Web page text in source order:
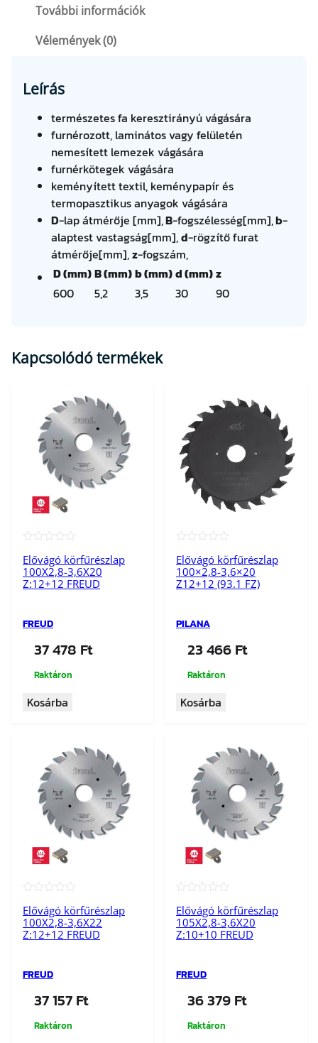
6
0
2
/
3
,
5
×
3
0
Z
9
0
(
-
2
W
)
m
e
n
s
é
g
További információk
Vélemények (0)
Leírás
természetes fa keresztirányú vágására
furnérozott, laminátos vagy felületén
nemesített lemezek vágására
furnérkötegek vágására
keményített textil, keménypapír és
termopasztikus anyagok vágására
D-lap átmérője [mm],B-fogszélesség[mm],b-
alaptest vastagság[mm],d-rögzítő furat
átmérője[mm],z-fogszám,
D (mm)B (mm)b (mm)d (mm)z
600
5,2 3,5 30 90
Kapcsolódó termékek
Elővágó körfűrészlap
100X2,8-3,6X20
Z:12+12 FREUD
FREUD
37 478 Ft
Raktáron
Kosárba
Elővágó körfűrészlap
100×2,8-3,6×20
Z12+12 (93.1 FZ)
PILANA
23 466Ft
Raktáron
Kosárba
Elővágó körfűrészlap
100X2,8-3,6X22
Z:12+12 FREUD
FREUD
37 157Ft
Raktáron
Elővágó körfűrészlap
105X2,8-3,6X20
Z:10+10 FREUD
FREUD
36 379Ft
Raktáron